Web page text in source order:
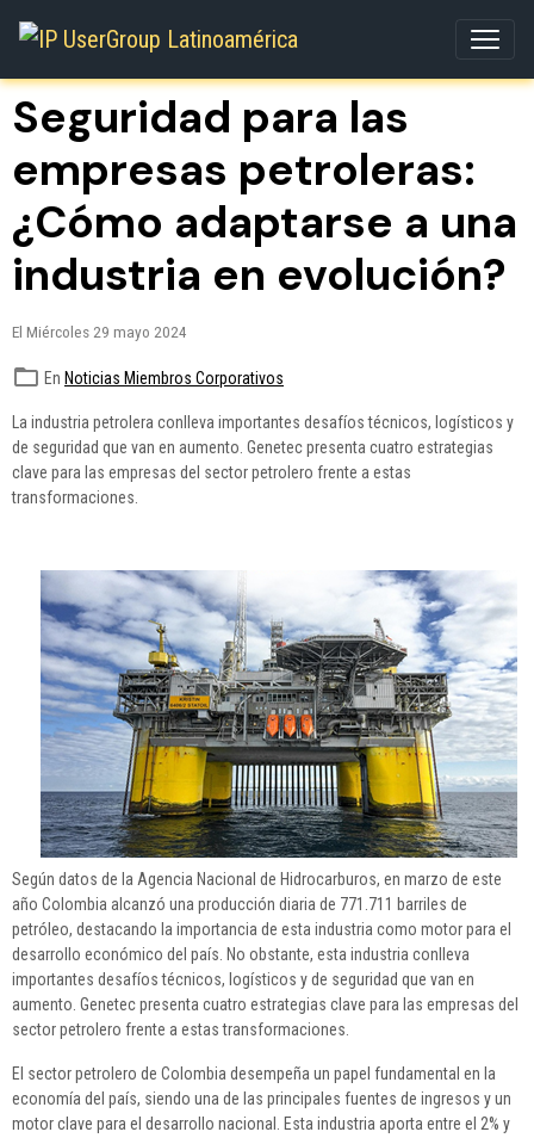
Seguridad para las
empresas petroleras:
¿Cómo adaptarse a una
industria en evolución?
El Miércoles 29 mayo 2024
En Noticias Miembros Corporativos
La industria petrolera conlleva importantes desafíos técnicos, logísticos y
de seguridad que van en aumento. Genetec presenta cuatro estrategias
clave para las empresas del sector petrolero frente a estas
transformaciones.
Según datos de la Agencia Nacional de Hidrocarburos, en marzo de este
año Colombia alcanzó una producción diaria de 771.711 barriles de
petróleo, destacando la importancia de esta industria como motor para el
desarrollo económico del país. No obstante, esta industria conlleva
importantes desafíos técnicos, logísticos y de seguridad que van en
aumento. Genetec presenta cuatro estrategias clave para las empresas del
sector petrolero frente a estas transformaciones.
El sector petrolero de Colombia desempeña un papel fundamental en la
economía del país, siendo una de las principales fuentes de ingresos y un
motor clave para el desarrollo nacional. Esta industria aporta entre el 2% y